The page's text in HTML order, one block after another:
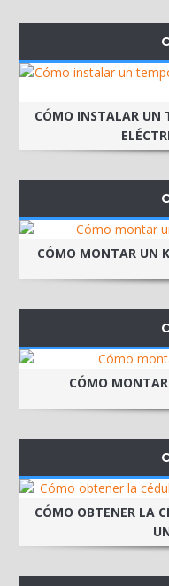
CÓMO INSTALAR UN
CÓMO MONTAR UN
CÓMO
CÓMO OBTENER LA